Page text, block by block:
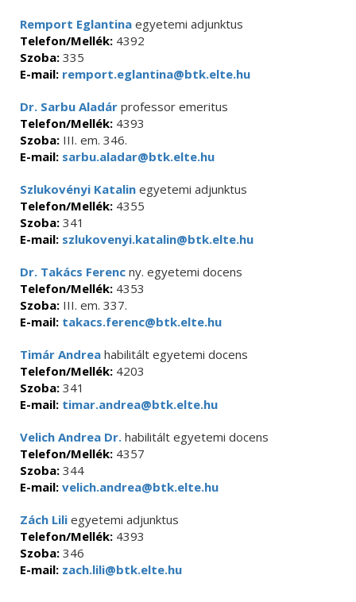
Remport Eglantina egyetemi adjunktus
Telefon/Mellék: 4392
Szoba: 335
E-mail: remport.eglantina@btk.elte.hu
Dr. Sarbu Aladár professor emeritus
Telefon/Mellék: 4393
Szoba: III. em. 346.
E-mail: sarbu.aladar@btk.elte.hu
Szlukovényi Katalin egyetemi adjunktus
Telefon/Mellék: 4355
Szoba: 341
E-mail: szlukovenyi.katalin@btk.elte.hu
Dr. Takács Ferenc ny. egyetemi docens
Telefon/Mellék: 4353
Szoba: III. em. 337.
E-mail: takacs.ferenc@btk.elte.hu
Timár Andrea habilitált egyetemi docens
Telefon/Mellék: 4203
Szoba: 341
E-mail: timar.andrea@btk.elte.hu
Velich Andrea Dr. habilitált egyetemi docens
Telefon/Mellék: 4357
Szoba: 344
E-mail: velich.andrea@btk.elte.hu
Zách Lili egyetemi adjunktus
Telefon/Mellék: 4393
Szoba: 346
E-mail: zach.lili@btk.elte.hu